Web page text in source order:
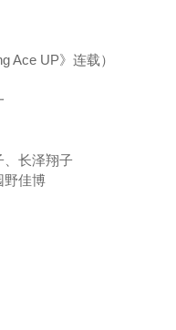
Ace UP》连载）
、长泽翔子
野佳博